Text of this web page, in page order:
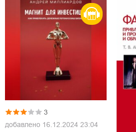
3
добавлено 16.12.2024 23:04